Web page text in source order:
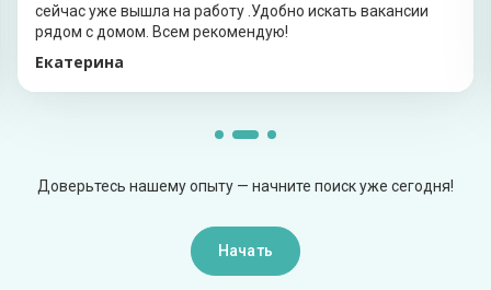
сейчас уже вышла на работу .Удобно искать вакансии
рядом с домом. Всем рекомендую!
Екатерина
Доверьтесь нашему опыту — начните поиск уже сегодня!
Начать